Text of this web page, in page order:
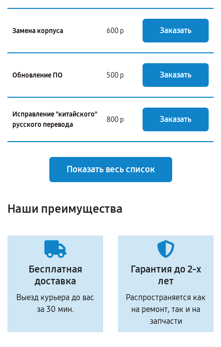
Замена корпуса 600 р Заказать
Обновление ПО 500 р Заказать
Исправление "китайского"
русского перевода
800 р Заказать
Показать весь список
Наши преимущества
Бесплатная
доставка
Выезд курьера до вас
за 30 мин.
Гарантия до 2-х
лет
Распространяется как
на ремонт, так и на
запчасти